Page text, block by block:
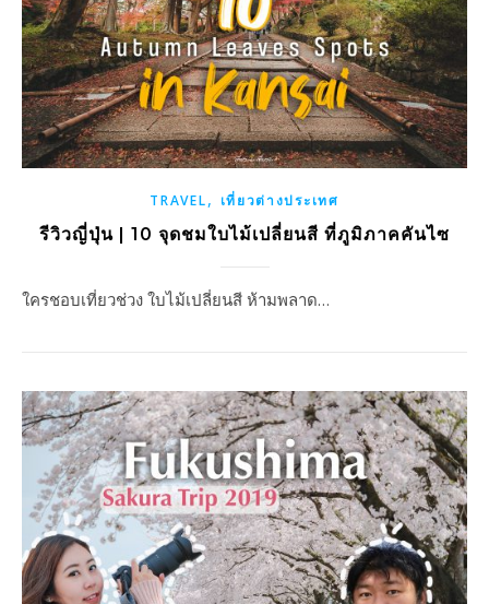
TRAVEL, เที่ยวต่างประเทศ
รีวิวญี่ปุ่น | 10 จุดชมใบไม้เปลี่ยนสี ที่ภูมิภาคคันไซ
ใครชอบเที่ยวช่วง ใบไม้เปลี่ยนสี ห้ามพลาด…